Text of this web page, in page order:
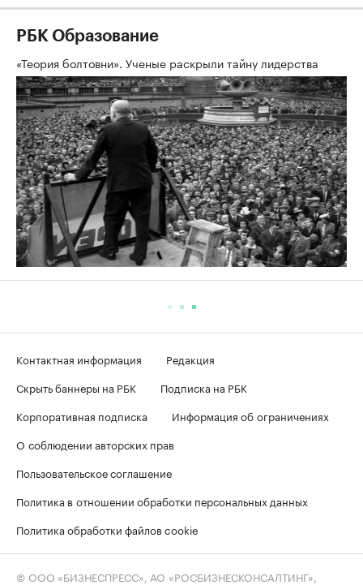
РБК Образование
«Теория болтовни». Ученые раскрыли тайну лидерства
Контактная информация
Редакция
Скрыть баннеры на РБК
Подписка на РБК
Корпоративная подписка
Информация об ограничениях
О соблюдении авторских прав
Пользовательское соглашение
Политика в отношении обработки персональных данных
Политика обработки файлов cookie
© ООО «БИЗНЕСПРЕСС», АО «РОСБИЗНЕСКОНСАЛТИНГ»,